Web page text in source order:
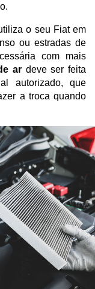
o seu Fiat em
ou estradas de
com mais
ar deve ser feita
autorizado, que
a troca quando